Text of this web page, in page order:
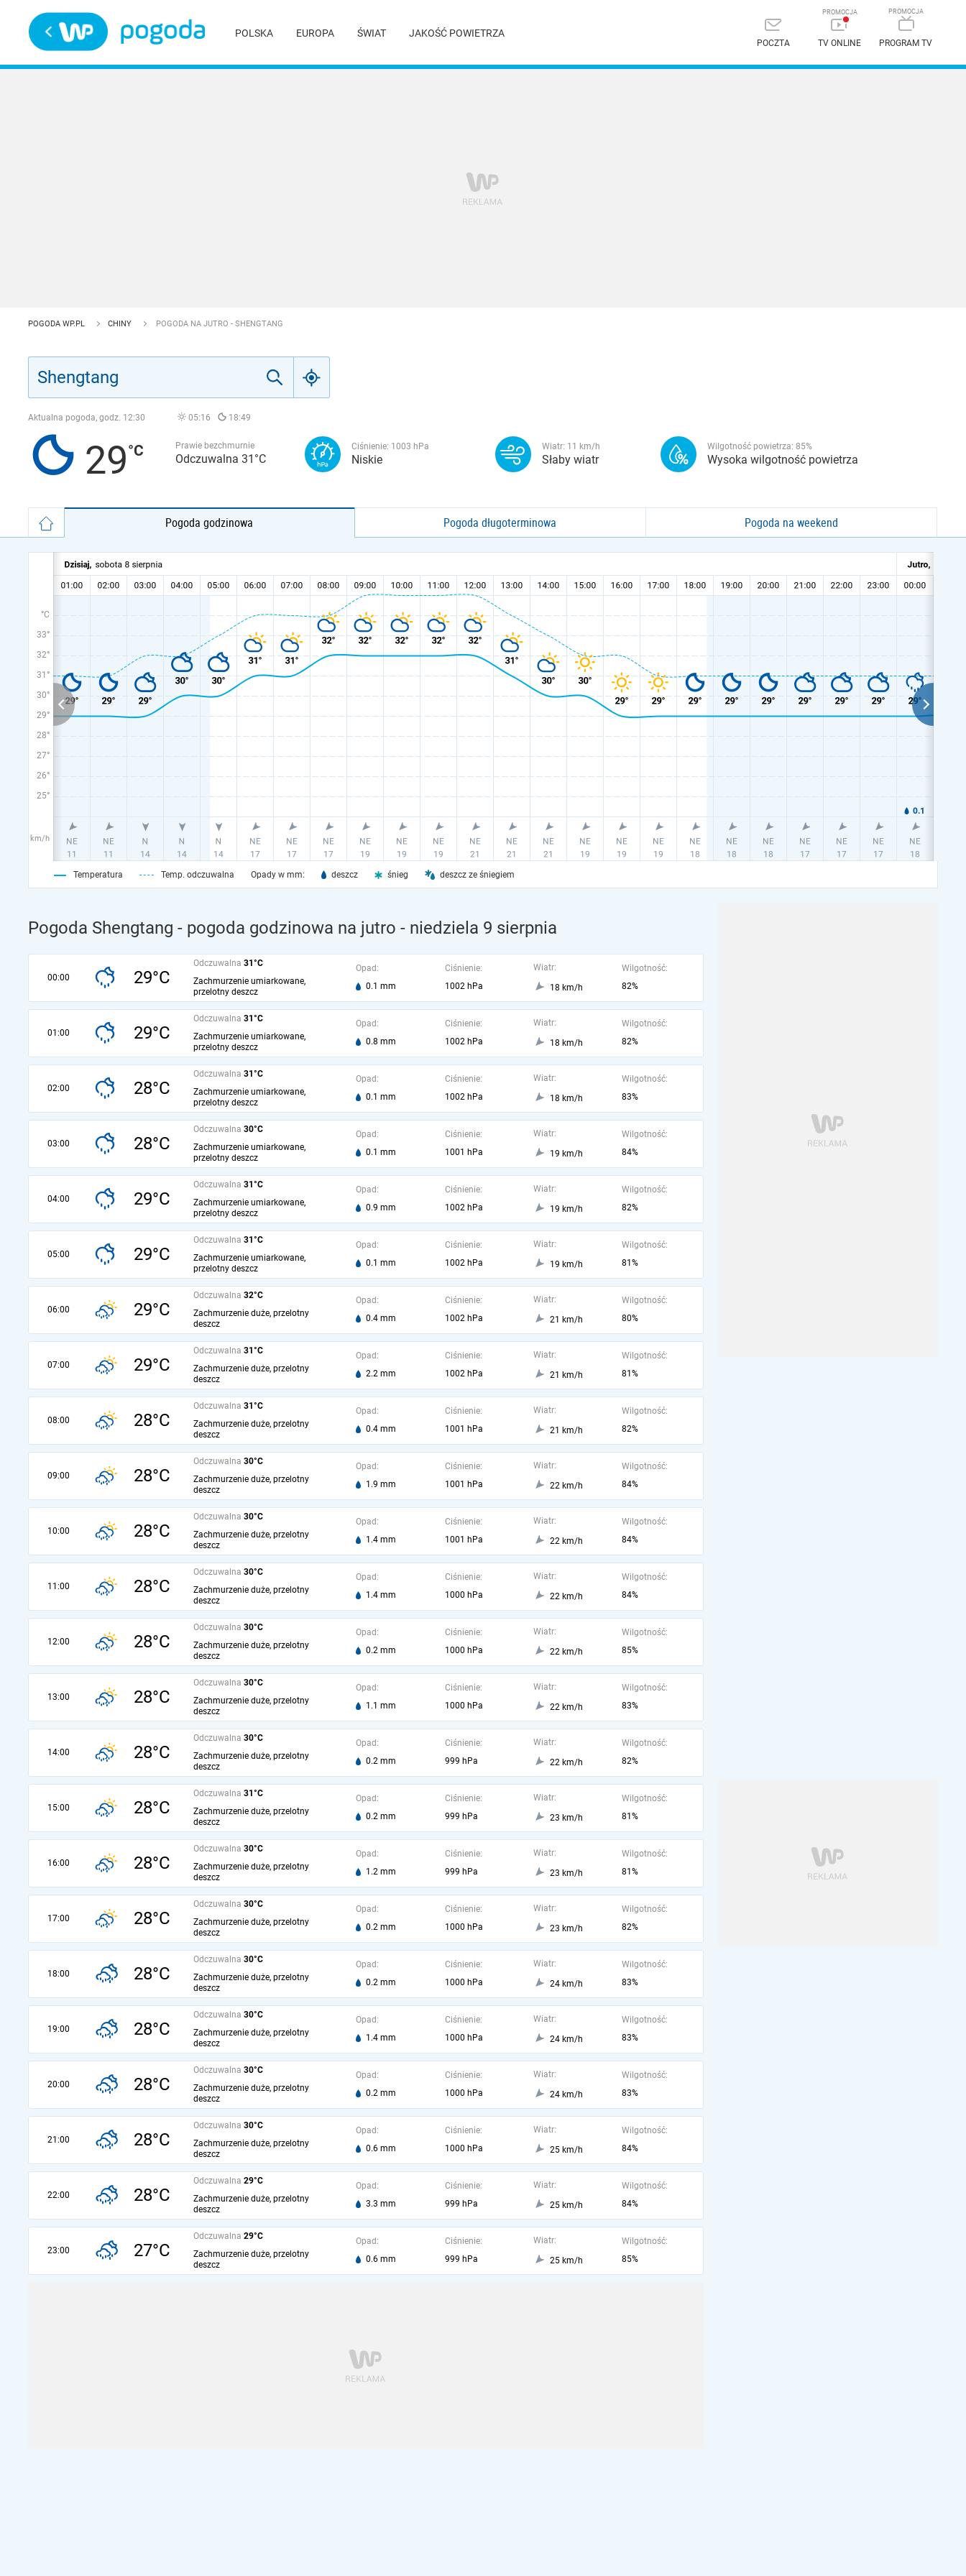
POLSKA EUROPA ŚWIAT JAKOŚĆ POWIETRZA
POCZTA TV ONLINE PROGRAM TV
POGODA WP.PL CHINY POGODA NA JUTRO - SHENGTANG
Aktualna pogoda, godz. 12:30 05:16 18:49
29 Prawie bezchmurnie
Odczuwalna 31°C
Ciśnienie: 1003 hPa
Niskie
Wiatr: 11 km/h
Słaby wiatr
Wilgotność powietrza: 85%
Wysoka wilgotność powietrza
Pogoda godzinowa Pogoda długoterminowa Pogoda na weekend
°C
33°
32°
31°
30°
29°
28°
27°
26°
25°
km/h
Temperatura Temp. odczuwalna Opady w mm: deszcz śnieg deszcz ze śniegiem
Pogoda Shengtang - pogoda godzinowa na jutro - niedziela 9 sierpnia
00:00 29°C
Odczuwalna 31°C
Zachmurzenie umiarkowane,
przelotny deszcz
Opad:
0.1 mm
Ciśnienie:
1002 hPa
Wiatr:
18 km/h
Wilgotność:
82%
01:00 29°C
Odczuwalna 31°C
Zachmurzenie umiarkowane,
przelotny deszcz
Opad:
0.8 mm
Ciśnienie:
1002 hPa
Wiatr:
18 km/h
Wilgotność:
82%
02:00 28°C
Odczuwalna 31°C
Zachmurzenie umiarkowane,
przelotny deszcz
Opad:
0.1 mm
Ciśnienie:
1002 hPa
Wiatr:
18 km/h
Wilgotność:
83%
03:00 28°C
Odczuwalna 30°C
Zachmurzenie umiarkowane,
przelotny deszcz
Opad:
0.1 mm
Ciśnienie:
1001 hPa
Wiatr:
19 km/h
Wilgotność:
84%
04:00 29°C
Odczuwalna 31°C
Zachmurzenie umiarkowane,
przelotny deszcz
Opad:
0.9 mm
Ciśnienie:
1002 hPa
Wiatr:
19 km/h
Wilgotność:
82%
05:00 29°C
Odczuwalna 31°C
Zachmurzenie umiarkowane,
przelotny deszcz
Opad:
0.1 mm
Ciśnienie:
1002 hPa
Wiatr:
19 km/h
Wilgotność:
81%
06:00 29°C
Odczuwalna 32°C
Zachmurzenie duże, przelotny
deszcz
Opad:
0.4 mm
Ciśnienie:
1002 hPa
Wiatr:
21 km/h
Wilgotność:
80%
07:00 29°C
Odczuwalna 31°C
Zachmurzenie duże, przelotny
deszcz
Opad:
2.2 mm
Ciśnienie:
1002 hPa
Wiatr:
21 km/h
Wilgotność:
81%
08:00 28°C
Odczuwalna 31°C
Zachmurzenie duże, przelotny
deszcz
Opad:
0.4 mm
Ciśnienie:
1001 hPa
Wiatr:
21 km/h
Wilgotność:
82%
09:00 28°C
Odczuwalna 30°C
Zachmurzenie duże, przelotny
deszcz
Opad:
1.9 mm
Ciśnienie:
1001 hPa
Wiatr:
22 km/h
Wilgotność:
84%
10:00 28°C
Odczuwalna 30°C
Zachmurzenie duże, przelotny
deszcz
Opad:
1.4 mm
Ciśnienie:
1001 hPa
Wiatr:
22 km/h
Wilgotność:
84%
11:00 28°C
Odczuwalna 30°C
Zachmurzenie duże, przelotny
deszcz
Opad:
1.4 mm
Ciśnienie:
1000 hPa
Wiatr:
22 km/h
Wilgotność:
84%
12:00 28°C
Odczuwalna 30°C
Zachmurzenie duże, przelotny
deszcz
Opad:
0.2 mm
Ciśnienie:
1000 hPa
Wiatr:
22 km/h
Wilgotność:
85%
13:00 28°C
Odczuwalna 30°C
Zachmurzenie duże, przelotny
deszcz
Opad:
1.1 mm
Ciśnienie:
1000 hPa
Wiatr:
22 km/h
Wilgotność:
83%
14:00 28°C
Odczuwalna 30°C
Zachmurzenie duże, przelotny
deszcz
Opad:
0.2 mm
Ciśnienie:
999 hPa
Wiatr:
22 km/h
Wilgotność:
82%
15:00 28°C
Odczuwalna 31°C
Zachmurzenie duże, przelotny
deszcz
Opad:
0.2 mm
Ciśnienie:
999 hPa
Wiatr:
23 km/h
Wilgotność:
81%
16:00 28°C
Odczuwalna 30°C
Zachmurzenie duże, przelotny
deszcz
Opad:
1.2 mm
Ciśnienie:
999 hPa
Wiatr:
23 km/h
Wilgotność:
81%
17:00 28°C
Odczuwalna 30°C
Zachmurzenie duże, przelotny
deszcz
Opad:
0.2 mm
Ciśnienie:
1000 hPa
Wiatr:
23 km/h
Wilgotność:
82%
18:00 28°C
Odczuwalna 30°C
Zachmurzenie duże, przelotny
deszcz
Opad:
0.2 mm
Ciśnienie:
1000 hPa
Wiatr:
24 km/h
Wilgotność:
83%
19:00 28°C
Odczuwalna 30°C
Zachmurzenie duże, przelotny
deszcz
Opad:
1.4 mm
Ciśnienie:
1000 hPa
Wiatr:
24 km/h
Wilgotność:
83%
20:00 28°C
Odczuwalna 30°C
Zachmurzenie duże, przelotny
deszcz
Opad:
0.2 mm
Ciśnienie:
1000 hPa
Wiatr:
24 km/h
Wilgotność:
83%
21:00 28°C
Odczuwalna 30°C
Zachmurzenie duże, przelotny
deszcz
Opad:
0.6 mm
Ciśnienie:
1000 hPa
Wiatr:
25 km/h
Wilgotność:
84%
22:00 28°C
Odczuwalna 29°C
Zachmurzenie duże, przelotny
deszcz
Opad:
3.3 mm
Ciśnienie:
999 hPa
Wiatr:
25 km/h
Wilgotność:
84%
23:00 27°C
Odczuwalna 29°C
Zachmurzenie duże, przelotny
deszcz
Opad:
0.6 mm
Ciśnienie:
999 hPa
Wiatr:
25 km/h
Wilgotność:
85%